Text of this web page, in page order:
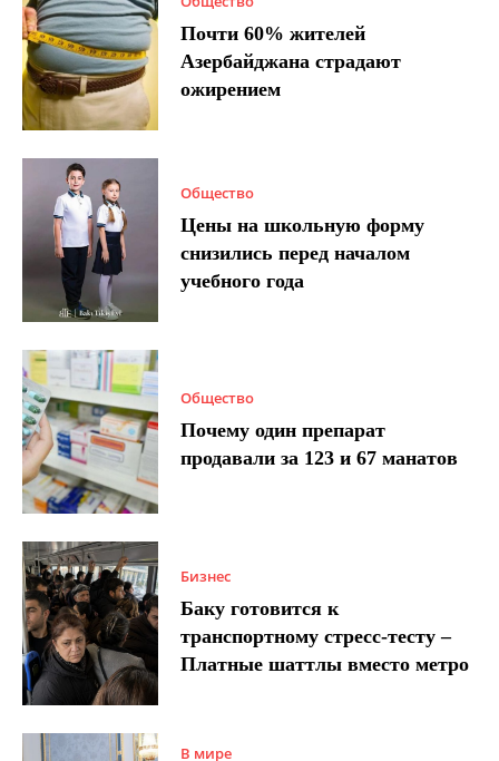
Почти 60% жителей
Азербайджана страдают
ожирением
Общество
Цены на школьную форму
снизились перед началом
учебного года
Общество
Почему один препарат
продавали за 123 и 67 манатов
Бизнес
Баку готовится к
транспортному стресс-тесту –
Платные шаттлы вместо метро
В мире